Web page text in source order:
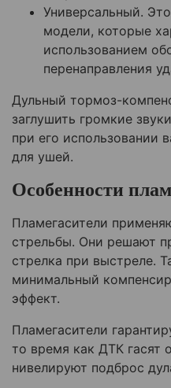
Универсальный.
модели, которые
использованием
перенаправления
Дульный тормоз-
заглушить громкие
при его использовании
для ушей.
Особенности
Пламегасители
стрельбы. Они решают
стрелка при выстреле.
минимальный
эффект.
Пламегасители
то время как ДТК гасят
нивелируют подброс